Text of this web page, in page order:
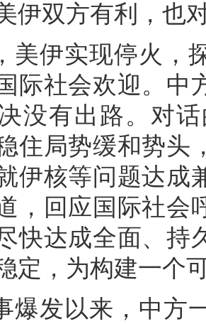
伊双方有利，也
美伊实现停火，
际社会欢迎。中
没有出路。对
住局势缓和势
伊核等问题达成
，回应国际社会
快达成全面、持
定，为构建一个
爆发以来，中方